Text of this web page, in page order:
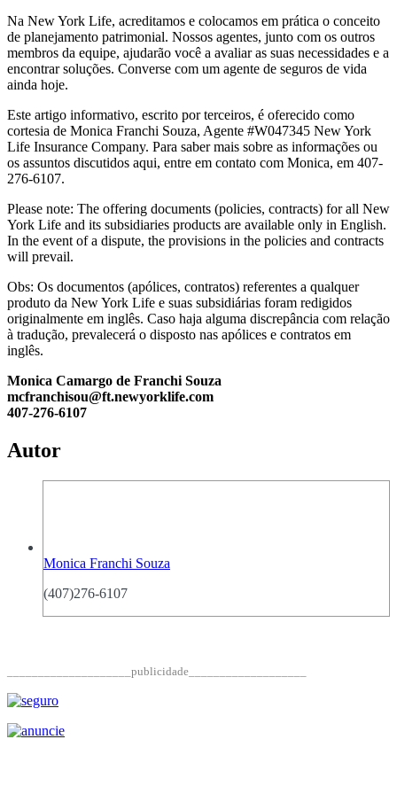
Na New York Life, acreditamos e colocamos em prática o conceito
de planejamento patrimonial. Nossos agentes, junto com os outros
membros da equipe, ajudarão você a avaliar as suas necessidades e a
encontrar soluções. Converse com um agente de seguros de vida
ainda hoje.
Este artigo informativo, escrito por terceiros, é oferecido como
cortesia de Monica Franchi Souza, Agente #W047345 New York
Life Insurance Company. Para saber mais sobre as informações ou
os assuntos discutidos aqui, entre em contato com Monica, em 407-
276-6107.
Please note: The offering documents (policies, contracts) for all New
York Life and its subsidiaries products are available only in English.
In the event of a dispute, the provisions in the policies and contracts
will prevail.
Obs: Os documentos (apólices, contratos) referentes a qualquer
produto da New York Life e suas subsidiárias foram redigidos
originalmente em inglês. Caso haja alguma discrepância com relação
à tradução, prevalecerá o disposto nas apólices e contratos em
inglês.
Monica Camargo de Franchi Souza
mcfranchisou@ft.newyorklife.com
407-276-6107
Autor
Monica Franchi Souza
(407)276-6107
____________________publicidade___________________